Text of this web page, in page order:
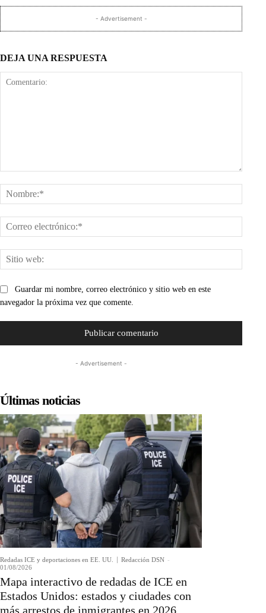
- Advertisement -
DEJA UNA RESPUESTA
web:
Guardar mi nombre, correo electrónico y sitio web en este
navegador la próxima vez que comente.
- Advertisement -
Últimas noticias
Redadas ICE y deportaciones en EE. UU. Redacción DSN -
01/08/2026
Mapa interactivo de redadas de ICE en
Estados Unidos: estados y ciudades con
más arrestos de inmigrantes en 2026